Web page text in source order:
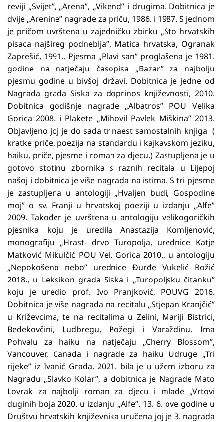
reviji „Svijet”, „Arena”, „Vikend” i drugima. Dobitnica je
dvije „Arenine” nagrade za priču, 1986. i 1987. S jednom
je pričom uvrštena u zajedničku zbirku „Sto hrvatskih
pisaca najšireg podneblja”, Matica hrvatska, Ogranak
Zaprešić, 1991.. Pjesma „Plavi san” proglašena je 1981.
godine na natječaju časopisa „Bazar” za najbolju
pjesmu godine u bivšoj državi. Dobitnica je jedne od
Nagrada grada Siska za doprinos književnosti, 2010.
Dobitnica godišnje nagrade „Albatros” POU Velika
Gorica 2008. i Plakete „Mihovil Pavlek Miškina” 2013.
Objavljeno joj je do sada trinaest samostalnih knjiga (
kratke priče, poezija na standardu i kajkavskom jeziku,
haiku, priče, pjesme i roman za djecu.) Zastupljena je u
gotovo stotinu zbornika s raznih recitala u Lijepoj
našoj i dobitnica je više nagrada na istima. S tri pjesme
je zastupljena u antologiji „Hvaljen budi, Gospodine
moj” o sv. Franji u hrvatskoj poeziji u izdanju „Alfe”
2009. Također je uvrštena u antologiju velikogoričkih
pjesnika koju je uredila Anastazija Komljenović,
monografiju „Hrast- drvo Turopolja, urednice Katje
Matković Mikulčić POU Vel. Gorica 2010., u antologiju
„Nepokošeno nebo” urednice Đurđe Vukelić Rožić
2018., u Leksikon grada Siska i „Turopoljsku čitanku”
koju je uredio prof. Ivo Pranjković, POUVG 2016.
Dobitnica je više nagrada na recitalu „Stjepan Kranjčić”
u Križevcima, te na recitalima u Zelini, Mariji Bistrici,
Bedekovčini, Ludbregu, Požegi i Varaždinu. Ima
Pohvalu za haiku na natječaju „Cherry Blossom”,
Vancouver, Canada i nagrade za haiku Udruge „Tri
rijeke” iz Ivanić Grada. 2021. bila je u užem izboru za
Nagradu „Slavko Kolar”, a dobitnica je Nagrade Mato
Lovrak za najbolji roman za djecu i mlade „Vrtovi
duginih boja 2020. u izdanju „Alfe”. 13. 6. ove godine u
Društvu hrvatskih književnika uručena joj je 3. nagrada